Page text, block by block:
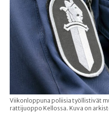
Viikonloppuna poliisia työllistivät
rattijuoppo Kellossa. Kuva on